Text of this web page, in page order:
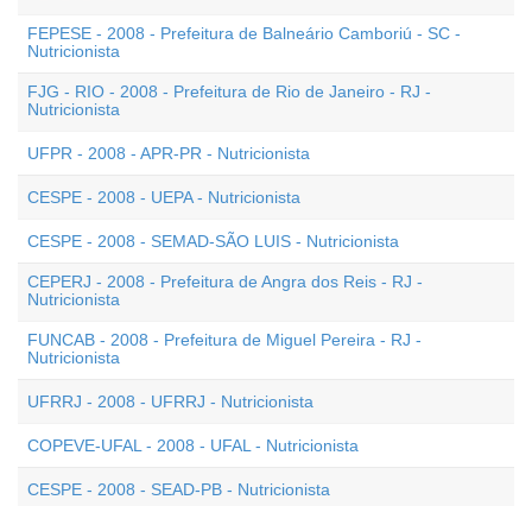
FEPESE - 2008 - Prefeitura de Balneário Camboriú - SC -
Nutricionista
FJG - RIO - 2008 - Prefeitura de Rio de Janeiro - RJ -
Nutricionista
UFPR - 2008 - APR-PR - Nutricionista
CESPE - 2008 - UEPA - Nutricionista
CESPE - 2008 - SEMAD-SÃO LUIS - Nutricionista
CEPERJ - 2008 - Prefeitura de Angra dos Reis - RJ -
Nutricionista
FUNCAB - 2008 - Prefeitura de Miguel Pereira - RJ -
Nutricionista
UFRRJ - 2008 - UFRRJ - Nutricionista
COPEVE-UFAL - 2008 - UFAL - Nutricionista
CESPE - 2008 - SEAD-PB - Nutricionista